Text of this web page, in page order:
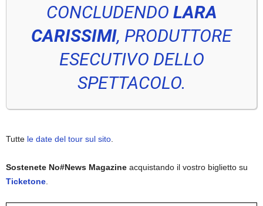
CONCLUDENDO LARA
CARISSIMI, PRODUTTORE
ESECUTIVO DELLO
SPETTACOLO.
Tutte le date del tour sul sito
Sostenete No#News Magazine acquistando il vostro biglietto su
Ticketone